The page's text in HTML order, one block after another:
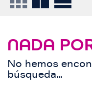
NADA
No hemos
búsqueda...